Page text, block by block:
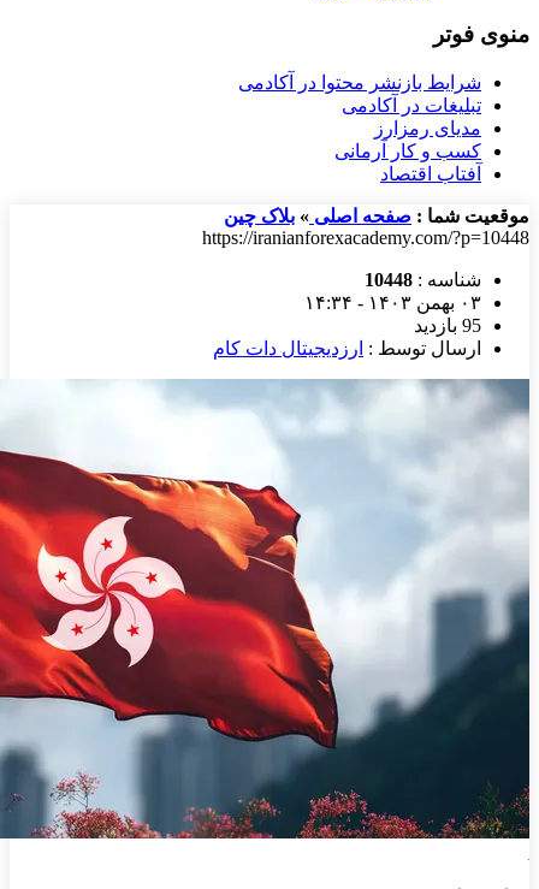
منوی فوتر
شرایط بازنشر محتوا در آکادمی
تبلیغات در آکادمی
مدیای رمزارز
کسب و کار آرمانی
آفتاب اقتصاد
موقعیت شما : صفحه اصلی » بلاک چین
https://iranianforexacademy.com/?p=10448
شناسه : 10448
۰۳ بهمن ۱۴۰۳ - ۱۴:۳۴
95 بازدید
ارسال توسط : ارزدیجیتال دات کام